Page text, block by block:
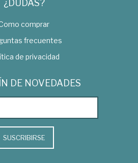
¿DUDAS?
comprar
frecuentes
de privacidad
DE NOVEDADES
SUSCRIBIRSE